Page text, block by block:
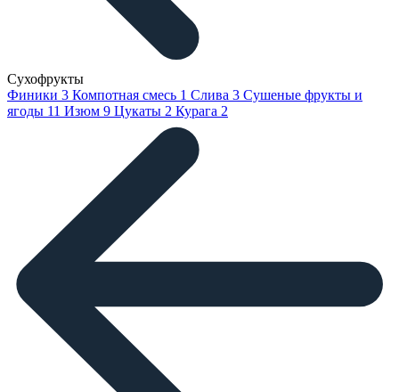
Сухофрукты
Финики 3 Компотная смесь 1 Слива 3 Сушеные фрукты и
ягоды 11 Изюм 9 Цукаты 2 Курага 2